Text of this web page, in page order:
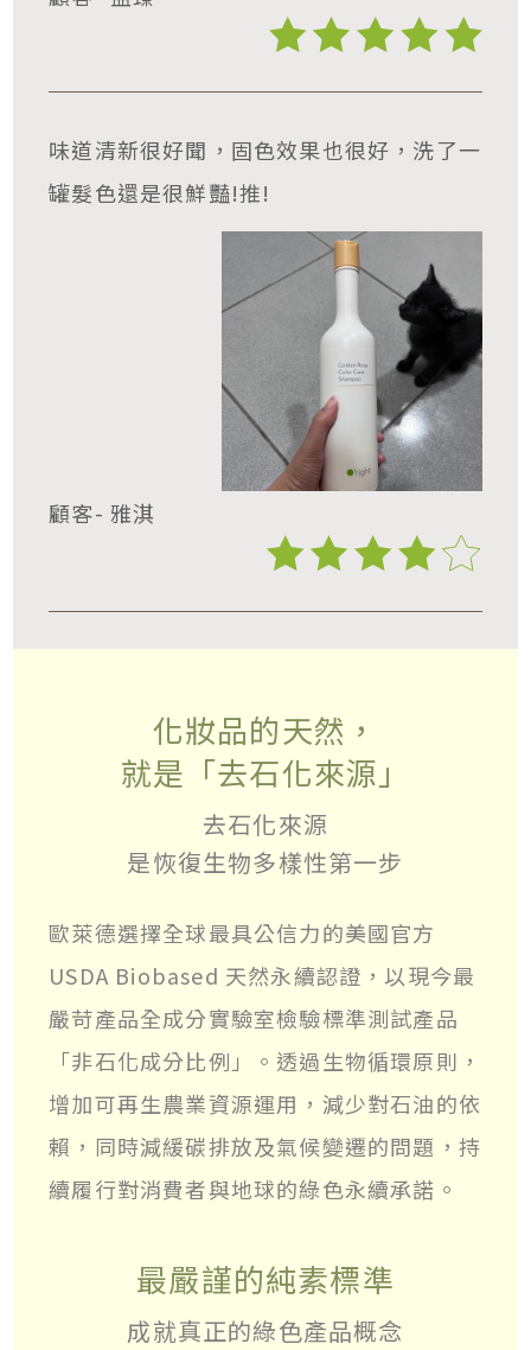
味道清新很好聞，固色效果也很好，洗了一
罐髮色還是很鮮豔!推!
顧客- 雅淇
化妝品的天然，
就是「去石化來源」
去石化來源
是恢復生物多樣性第一步
歐萊德選擇全球最具公信力的美國官方
USDA Biobased 天然永續認證，以現今最
嚴苛產品全成分實驗室檢驗標準測試產品
「非石化成分比例」。透過生物循環原則，
增加可再生農業資源運用，減少對石油的依
賴，同時減緩碳排放及氣候變遷的問題，持
續履行對消費者與地球的綠色永續承諾。
最嚴謹的純素標準
成就真正的綠色產品概念